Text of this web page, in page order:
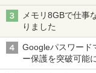
Fold」。その気に
メモリ8GBで仕
りました
Googleパスワード
ー保護を突破可能